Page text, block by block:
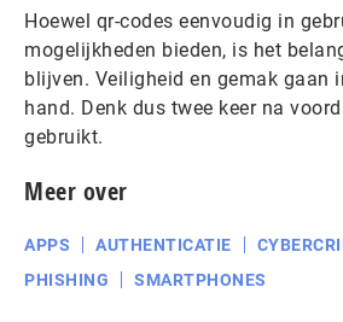
Hoewel qr-codes eenvoudig in
mogelijkheden bieden, is het
blijven. Veiligheid en gemak gaan
hand. Denk dus twee keer na
gebruikt.
Meer over
APPS AUTHENTICATIE
PHISHING
SMARTPHONES